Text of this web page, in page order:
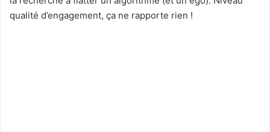
qualité d’engagement, ça ne rapporte rien !